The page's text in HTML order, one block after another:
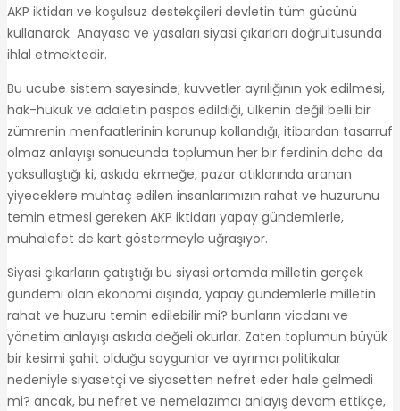
AKP iktidarı ve koşulsuz destekçileri devletin tüm gücünü
kullanarak Anayasa ve yasaları siyasi çıkarları doğrultusunda
ihlal etmektedir.
Bu ucube sistem sayesinde; kuvvetler ayrılığının yok edilmesi,
hak-hukuk ve adaletin paspas edildiği, ülkenin değil belli bir
zümrenin menfaatlerinin korunup kollandığı, itibardan tasarruf
olmaz anlayışı sonucunda toplumun her bir ferdinin daha da
yoksullaştığı ki, askıda ekmeğe, pazar atıklarında aranan
yiyeceklere muhtaç edilen insanlarımızın rahat ve huzurunu
temin etmesi gereken AKP iktidarı yapay gündemlerle,
muhalefet de kart göstermeyle uğraşıyor.
Siyasi çıkarların çatıştığı bu siyasi ortamda milletin gerçek
gündemi olan ekonomi dışında, yapay gündemlerle milletin
rahat ve huzuru temin edilebilir mi? bunların vicdanı ve
yönetim anlayışı askıda değeli okurlar. Zaten toplumun büyük
bir kesimi şahit olduğu soygunlar ve ayrımcı politikalar
nedeniyle siyasetçi ve siyasetten nefret eder hale gelmedi
mi? ancak, bu nefret ve nemelazımcı anlayış devam ettikçe,